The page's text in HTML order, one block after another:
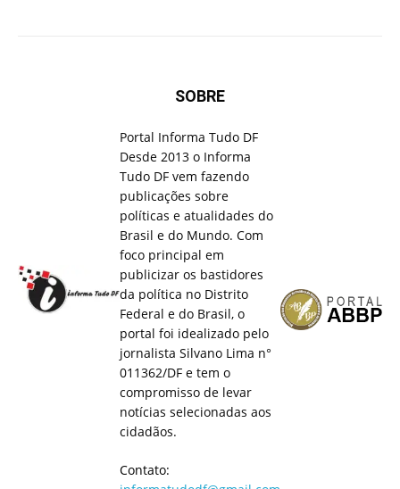
SOBRE
Portal Informa Tudo DF
Desde 2013 o Informa
Tudo DF vem fazendo
publicações sobre
políticas e atualidades do
Brasil e do Mundo. Com
foco principal em
publicizar os bastidores
da política no Distrito
Federal e do Brasil, o
portal foi idealizado pelo
jornalista Silvano Lima n°
011362/DF e tem o
compromisso de levar
notícias selecionadas aos
cidadãos.
Contato: